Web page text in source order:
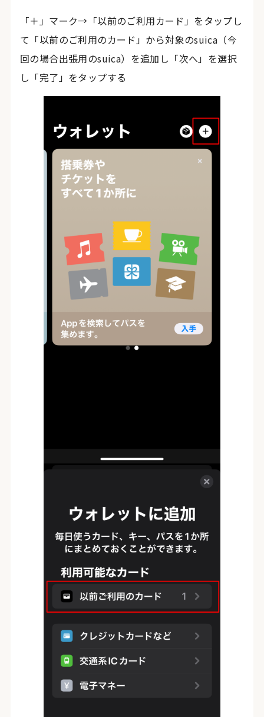
「＋」マーク→「以前のご利用カード」をタップし
て「以前のご利用のカード」から対象のsuica（今
回の場合出張用のsuica）を追加し「次へ」を選択
し「完了」をタップする